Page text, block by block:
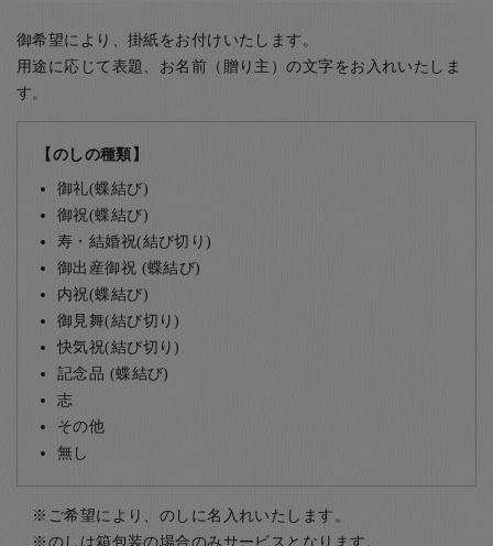
御希望により、掛紙をお付けいたします。
用途に応じて表題、お名前（贈り主）の文字をお入れいたしま
す。
【のしの種類】
御礼(蝶結び)
御祝(蝶結び)
寿・結婚祝(結び切り)
御出産御祝 (蝶結び)
内祝(蝶結び)
御見舞(結び切り)
快気祝(結び切り)
記念品 (蝶結び)
志
その他
無し
ご希望により、のしに名入れいたします。
のしは箱包装の場合のみサービスとなります。